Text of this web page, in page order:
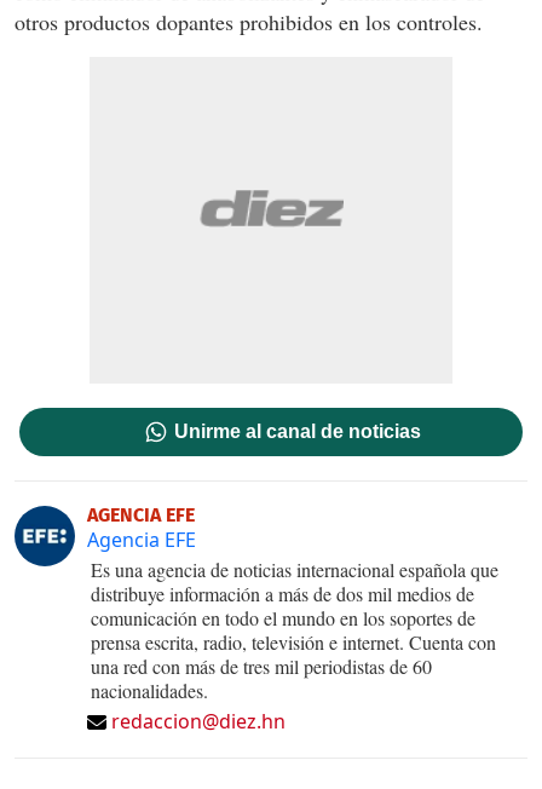
otros productos dopantes prohibidos en los controles.
Unirme al canal de noticias
AGENCIA EFE
Agencia EFE
Es una agencia de noticias internacional española que
distribuye información a más de dos mil medios de
comunicación en todo el mundo en los soportes de
prensa escrita, radio, televisión e internet. Cuenta con
una red con más de tres mil periodistas de 60
nacionalidades.
redaccion@diez.hn